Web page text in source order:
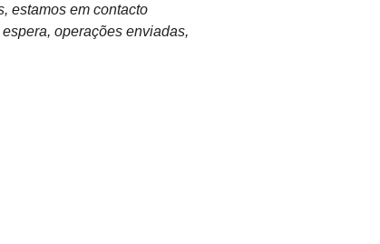
estamos em contacto
operações enviadas,